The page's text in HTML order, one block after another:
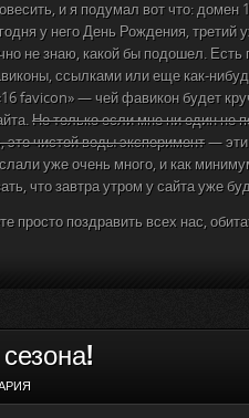
и я подумал вот что: домен
у него День Рождения,
не знаю, какой бы подошел. Есть
ссылками или еще как-
favicon» — чей фавикон будет
Но только если мне ни один не
чистой воды эксперимент— эти
уже очень много, и как
что завтра утром у сайта уже
поздравить всех нас,